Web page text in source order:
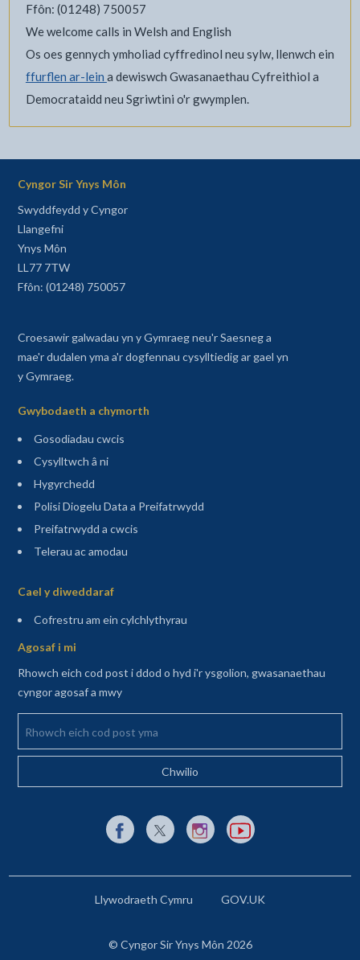
Ffôn: (01248) 750057
We welcome calls in Welsh and English
Os oes gennych ymholiad cyffredinol neu sylw, llenwch ein
ffurflen ar-lein a dewiswch Gwasanaethau Cyfreithiol a
Democrataidd neu Sgriwtini o'r gwymplen.
Cyngor Sir Ynys Môn
Swyddfeydd y Cyngor
Llangefni
Ynys Môn
LL77 7TW
Ffôn: (01248) 750057
Croesawir galwadau yn y Gymraeg neu'r Saesneg a
mae'r dudalen yma a'r dogfennau cysylltiedig ar gael yn
y Gymraeg.
Gwybodaeth a chymorth
Gosodiadau cwcis
Cysylltwch â ni
Hygyrchedd
Polisi Diogelu Data a Preifatrwydd
Preifatrwydd a cwcis
Telerau ac amodau
Cael y diweddaraf
Cofrestru am ein cylchlythyrau(agor mewn tab newydd)
Agosaf i mi
Rhowch eich cod post i ddod o hyd i'r ysgolion, gwasanaethau
cyngor agosaf a mwy
Rhowch eich cod post yma
Dolen allanol i Facebook yn agor mewn tab newydd
Dolen allanol i X (Twitter) yn agor mewn
Dolen allanol i Instagram yn agor
Dolen allanol i YouTube
Llywodraeth Cymru GOV.UK
© Cyngor Sir Ynys Môn 2026